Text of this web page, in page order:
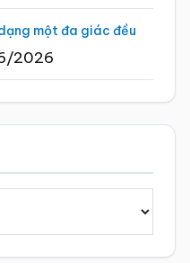
một đa giác đều
2026